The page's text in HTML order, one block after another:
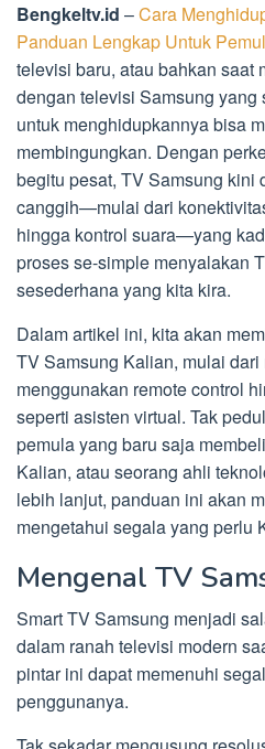
Bengkeltv.id –Cara
Panduan Lengkap Untuk
televisi baru, atau bahkan saat
dengan televisi Samsung
untuk menghidupkannya bisa
membingungkan. Dengan
begitu pesat, TV Samsung kini
canggih—mulai dari
hingga kontrol suara—yang
proses se-simple menyalakan
sesederhana yang kita kira.
Dalam artikel ini, kita akan
TV Samsung Kalian, mulai
menggunakan remote control
seperti asisten virtual. Tak
pemula yang baru saja
Kalian, atau seorang ahli
lebih lanjut, panduan ini akan
mengetahui segala yang perlu
Mengenal TV
Smart TV Samsung menjadi
dalam ranah televisi modern
pintar ini dapat memenuhi
penggunanya.